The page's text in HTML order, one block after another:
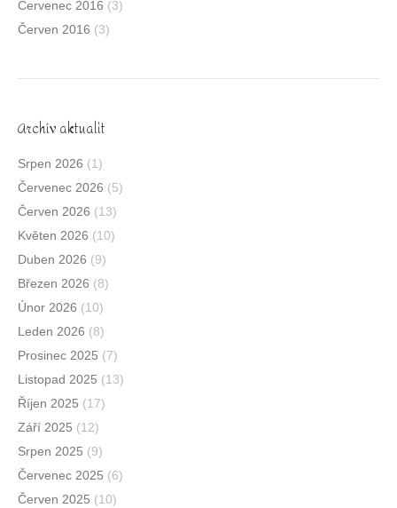
Červenec 2016 (3)
Červen 2016 (3)
Archív aktualit
Srpen 2026 (1)
Červenec 2026 (5)
Červen 2026 (13)
Květen 2026 (10)
Duben 2026 (9)
Březen 2026 (8)
Únor 2026 (10)
Leden 2026 (8)
Prosinec 2025 (7)
Listopad 2025 (13)
Říjen 2025 (17)
Září 2025 (12)
Srpen 2025 (9)
Červenec 2025 (6)
Červen 2025 (10)